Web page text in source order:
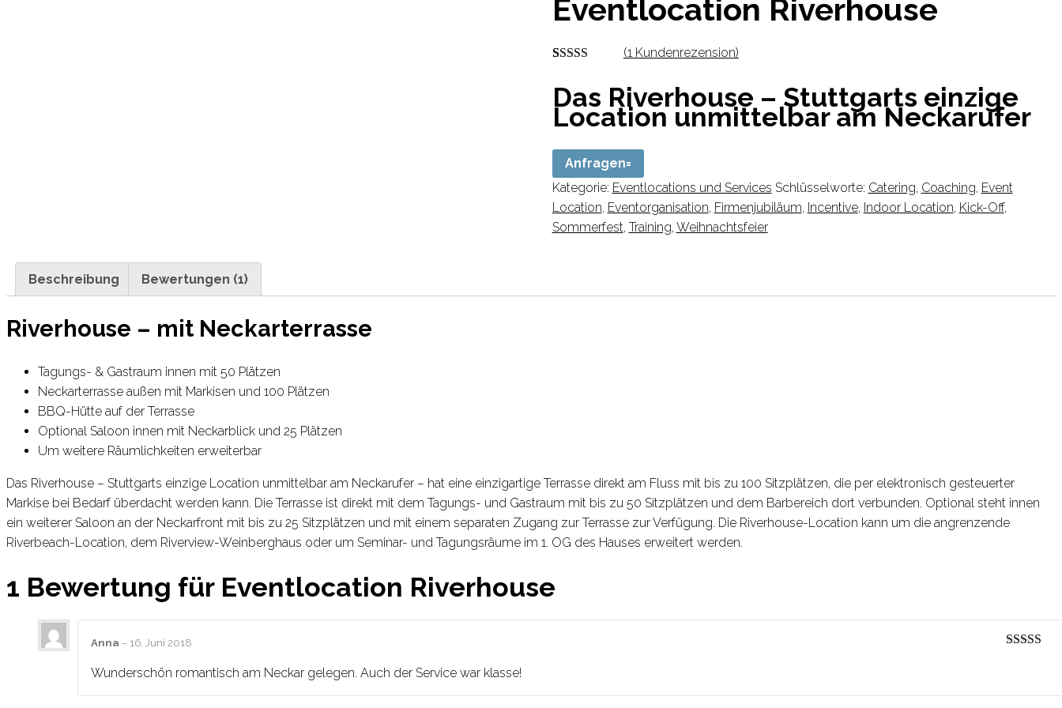
Eventlocation Riverhouse
basierend auf
Kundenbewertung
(1 Kundenrezension)
Das Riverhouse – Stuttgarts einzige
Location unmittelbar am Neckarufer
Anfragen
Kategorie: Eventlocations und Services Schlüsselworte: Catering, Coaching, Event
Location, Eventorganisation, Firmenjubiläum, Incentive, Indoor Location, Kick-Off,
Sommerfest, Training, Weihnachtsfeier
Beschreibung Bewertungen (1)
Riverhouse – mit Neckarterrasse
Tagungs- & Gastraum innen mit 50 Plätzen
Neckarterrasse außen mit Markisen und 100 Plätzen
BBQ-Hütte auf der Terrasse
Optional Saloon innen mit Neckarblick und 25 Plätzen
Um weitere Räumlichkeiten erweiterbar
Das Riverhouse – Stuttgarts einzige Location unmittelbar am Neckarufer – hat eine einzigartige Terrasse direkt am Fluss mit bis zu 100 Sitzplätzen, die per elektronisch gesteuerter
Markise bei Bedarf überdacht werden kann. Die Terrasse ist direkt mit dem Tagungs- und Gastraum mit bis zu 50 Sitzplätzen und dem Barbereich dort verbunden. Optional steht innen
ein weiterer Saloon an der Neckarfront mit bis zu 25 Sitzplätzen und mit einem separaten Zugang zur Terrasse zur Verfügung. Die Riverhouse-Location kann um die angrenzende
Riverbeach-Location, dem Riverview-Weinberghaus oder um Seminar- und Tagungsräume im 1. OG des Hauses erweitert werden.
1 Bewertung für Eventlocation Riverhouse
Anna – 16. Juni 2018
Wunderschön romantisch am Neckar gelegen. Auch der Service war klasse!